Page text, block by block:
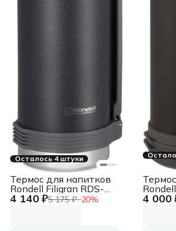
Осталось 4 штуки
4 140 ₽5 175 ₽−20%
Термос для напитков
Rondell Filigran RDS-
1896 2.3л. темно-
4 000
1885